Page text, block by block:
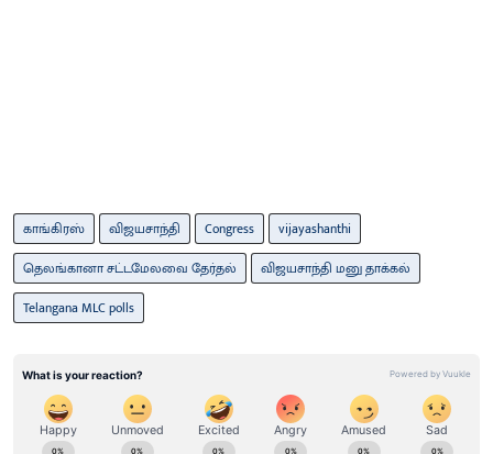
காங்கிரஸ் விஜயசாந்தி Congress
vijayashanthi
தெலங்கானா சட்டமேலவை தேர்தல்
விஜயசாந்தி மனு தாக்கல்
Telangana MLC polls